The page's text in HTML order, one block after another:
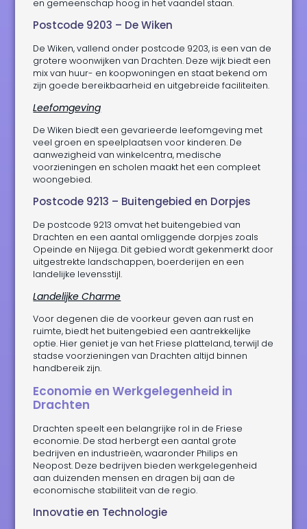
en gemeenschap hoog in het vaandel staan.
Postcode 9203 – De Wiken
De Wiken, vallend onder postcode 9203, is een van de
grotere woonwijken van Drachten. Deze wijk biedt een
mix van huur- en koopwoningen en staat bekend om
zijn goede bereikbaarheid en uitgebreide faciliteiten.
Leefomgeving
De Wiken biedt een gevarieerde leefomgeving met
veel groen en speelplaatsen voor kinderen. De
aanwezigheid van winkelcentra, medische
voorzieningen en scholen maakt het een compleet
woongebied.
Postcode 9213 – Buitengebied en Dorpjes
De postcode 9213 omvat het buitengebied van
Drachten en een aantal omliggende dorpjes zoals
Opeinde en Nijega. Dit gebied wordt gekenmerkt door
uitgestrekte landschappen, boerderijen en een
landelijke levensstijl.
Landelijke Charme
Voor degenen die de voorkeur geven aan rust en
ruimte, biedt het buitengebied een aantrekkelijke
optie. Hier geniet je van het Friese platteland, terwijl de
stadse voorzieningen van Drachten altijd binnen
handbereik zijn.
Economie en Werkgelegenheid in
Drachten
Drachten speelt een belangrijke rol in de Friese
economie. De stad herbergt een aantal grote
bedrijven en industrieën, waaronder Philips en
Neopost. Deze bedrijven bieden werkgelegenheid
aan duizenden mensen en dragen bij aan de
economische stabiliteit van de regio.
Innovatie en Technologie